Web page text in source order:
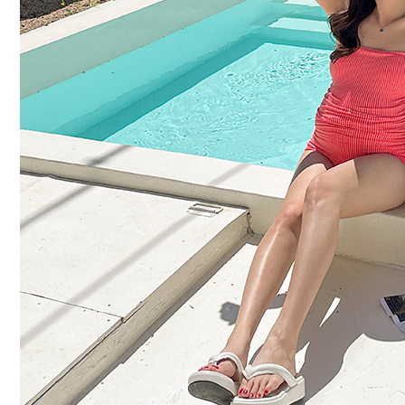
커뮤니티
이벤트
리뷰
맘누리뉴스
다이어리
리얼체험단모집
만삭사진컨테스트
아기사진컨테스트
고객센터 1661-5260
공지사항
자주묻는질문
미확인입금자보기
이용안내